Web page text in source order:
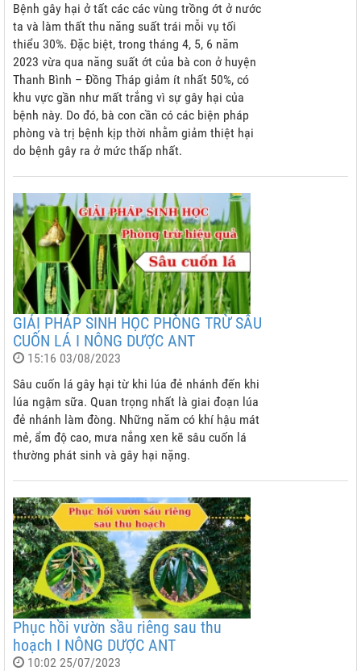
Bệnh gây hại ở tất các các vùng trồng ớt ở nước
ta và làm thất thu năng suất trái mỗi vụ tối
thiểu 30%. Đặc biệt, trong tháng 4, 5, 6 năm
2023 vừa qua năng suất ớt của bà con ở huyện
Thanh Bình – Đồng Tháp giảm ít nhất 50%, có
khu vực gần như mất trắng vì sự gây hại của
bệnh này. Do đó, bà con cần có các biện pháp
phòng và trị bệnh kịp thời nhằm giảm thiệt hại
do bệnh gây ra ở mức thấp nhất.
GIẢI PHÁP SINH HỌC PHÒNG TRỪ SÂU
CUỐN LÁ I NÔNG DƯỢC ANT
15:16 03/08/2023
Sâu cuốn lá gây hại từ khi lúa đẻ nhánh đến khi
lúa ngậm sữa. Quan trọng nhất là giai đoạn lúa
đẻ nhánh làm đòng. Những năm có khí hậu mát
mẻ, ẩm độ cao, mưa nắng xen kẽ sâu cuốn lá
thường phát sinh và gây hại nặng.
Phục hồi vườn sầu riêng sau thu
hoạch I NÔNG DƯỢC ANT
10:02 25/07/2023